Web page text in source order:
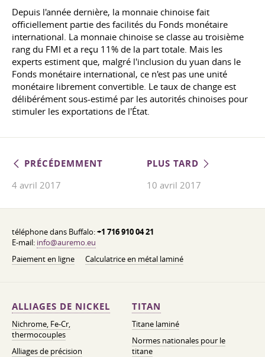
Depuis l'année dernière, la monnaie chinoise fait
officiellement partie des facilités du Fonds monétaire
international. La monnaie chinoise se classe au troisième
rang du FMI et a reçu 11% de la part totale. Mais les
experts estiment que, malgré l'inclusion du yuan dans le
Fonds monétaire international, ce n'est pas une unité
monétaire librement convertible. Le taux de change est
délibérément sous-estimé par les autorités chinoises pour
stimuler les exportations de l'État.
PRÉCÉDEMMENT
4 avril 2017
PLUS TARD
10 avril 2017
téléphone dans Buffalo:+1 716 910 04 21
E-mail: info@auremo.eu
Paiement en ligne
Calculatrice en métal laminé
ALLIAGES DE NICKEL
Nichrome, Fe-Cr,
thermocouples
Alliages de précision
TITAN
Titane laminé
Normes nationales pour le
titane